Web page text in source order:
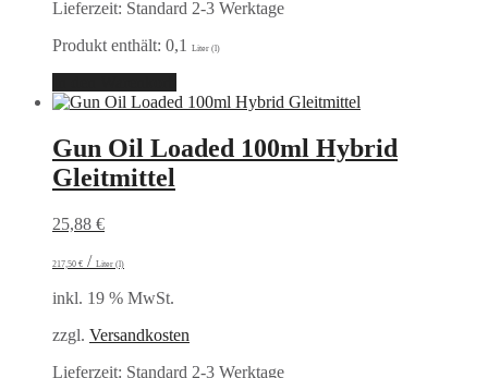
Lieferzeit: Standard 2-3 Werktage
Produkt enthält: 0,1
Liter (l)
Gun Oil Loaded 100ml Hybrid
Gleitmittel
25,88 €
217,50 € / Liter (l)
inkl. 19 % MwSt.
zzgl. Versandkosten
Lieferzeit: Standard 2-3 Werktage